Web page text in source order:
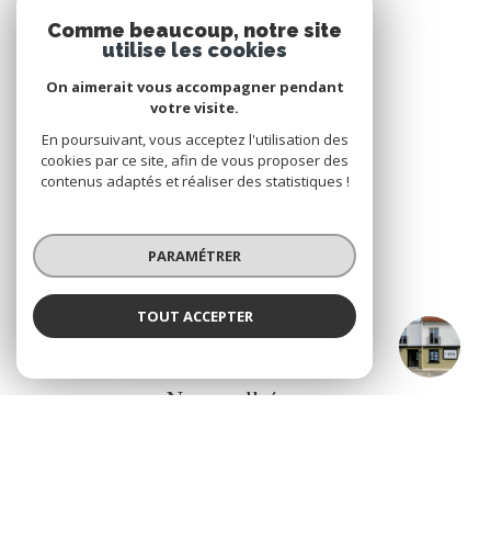
CO IMMOBILIER Legé & Le Bignon
VOTRE ESPACE
Espace propriétaire
SE CONNECTER
Nous adhérons
Comme beaucoup, notre site
utilise les cookies
On aimerait vous accompagner pendant
votre visite.
En poursuivant, vous acceptez l'utilisation des
cookies par ce site, afin de vous proposer des
contenus adaptés et réaliser des statistiques !
PARAMÉTRER
TOUT ACCEPTER